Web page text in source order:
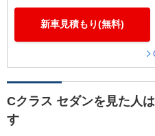
新車見積もり(無料)
Cクラス セダンを見た人
す